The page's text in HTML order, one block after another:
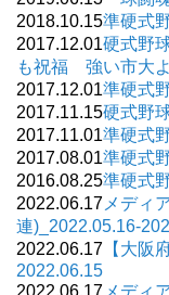
2018.10.15準硬式
2017.12.01硬式野
も祝福 強い市大
2017.12.01準硬式
2017.11.15硬式野
2017.11.01準硬式
2017.08.01準硬式
2016.08.25準硬式
2022.06.17 メディ
連)_2022.05.16-
2022.06.17 【大阪
2022.06.15
2022.06.17 メディ